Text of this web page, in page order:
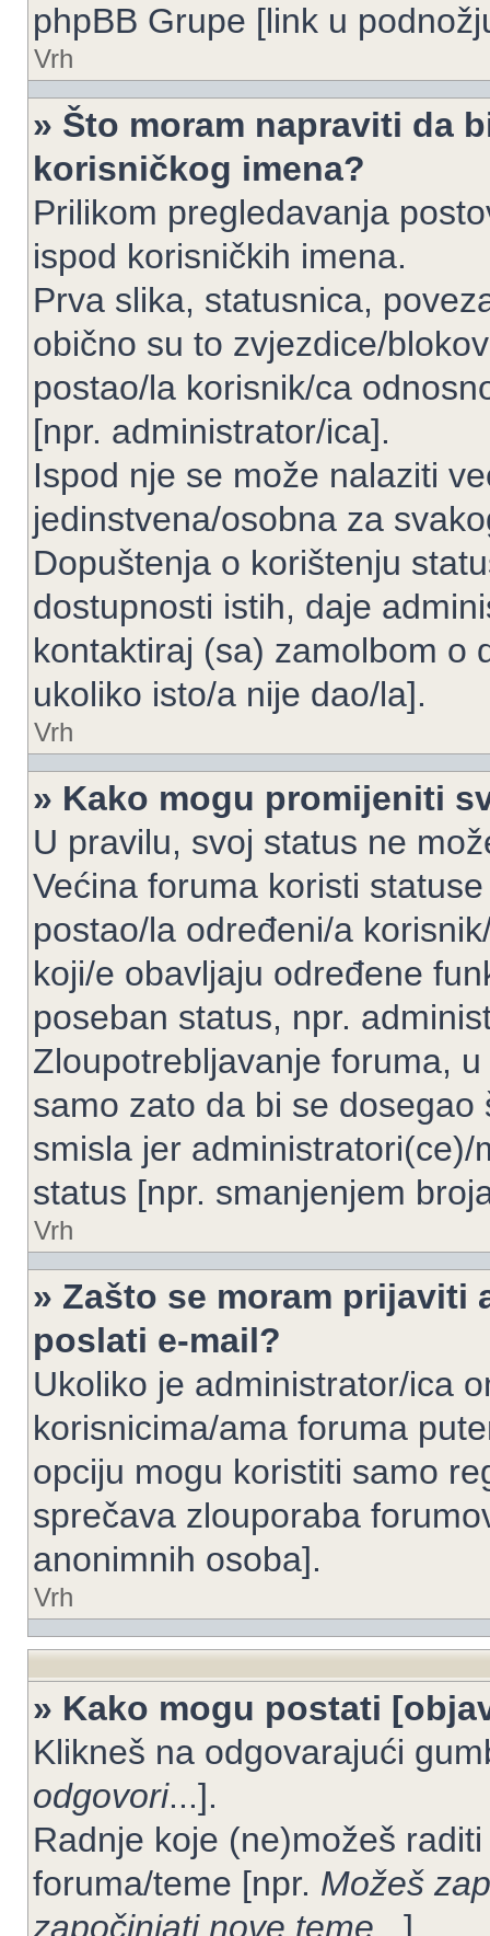
phpBB Grupe [link u
Vrh
» Što moram napraviti da
korisničkog imena?
Prilikom pregledavanja
ispod korisničkih imena.
Prva slika, statusnica,
obično su to zvjezdice/
postao/la korisnik/ca
[npr. administrator/ica].
Ispod nje se može nalaziti
jedinstvena/osobna za
Dopuštenja o korištenju
dostupnosti istih, daje
kontaktiraj (sa) zamolbom o
ukoliko isto/a nije dao/la].
Vrh
» Kako mogu promijeniti
U pravilu, svoj status ne
Većina foruma koristi
postao/la određeni/a
koji/e obavljaju određene
poseban status, npr.
Zloupotrebljavanje foruma,
samo zato da bi se
smisla jer
status [npr. smanjenjem
Vrh
» Zašto se moram prijaviti
poslati e-mail?
Ukoliko je administrator/ica
korisnicima/ama foruma
opciju mogu koristiti samo
sprečava zlouporaba
anonimnih osoba].
Vrh
» Kako mogu postati
Klikneš na odgovarajući
odgovori...].
Radnje koje (ne)možeš
foruma/teme [npr. Možeš
započinjati nove teme ...].